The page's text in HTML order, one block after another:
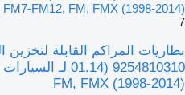
FM7-FM12, FM, FMX (1998-2014)
7
FM, FMX (1998-2014)